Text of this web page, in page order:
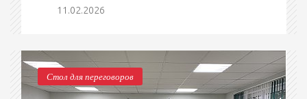
11.02.2026
Стол для переговоров